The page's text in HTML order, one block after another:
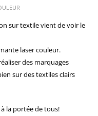
sur textile vient de voir le
laser couleur.
des marquages
sur des textiles clairs
la portée de tous!
Pack 6L Encres pour transfert DTF avec solution de nettoyage
289,00 €
240,83 €